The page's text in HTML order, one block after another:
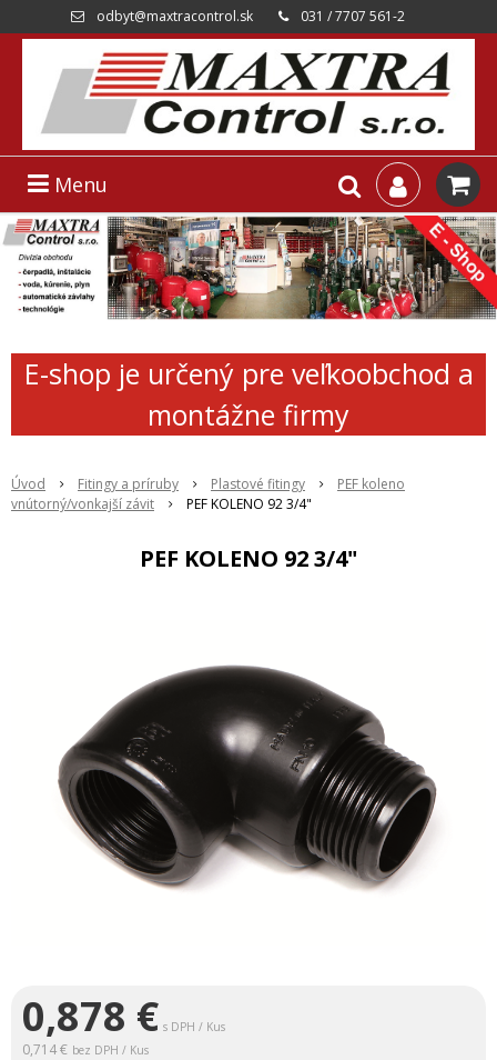
odbyt@maxtracontrol.sk 031 / 7707 561-2
Menu
E-shop je určený pre veľkoobchod a
montážne firmy
Úvod Fitingy a príruby Plastové fitingy
PEF koleno
vnútorný/vonkajší závit
PEF KOLENO 92 3/4"
PEF KOLENO 92 3/4"
0,878 € s DPH / Kus
0,714 € bez DPH / Kus